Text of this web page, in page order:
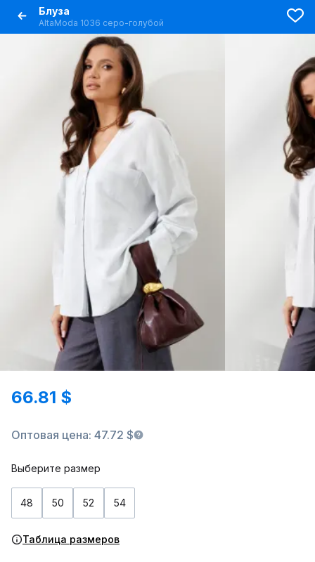
Блуза
AltaModa 1036 серо-голубой
66.81 $
Оптовая цена: 47.72 $
Выберите размер
48 50 52 54
Таблица размеров